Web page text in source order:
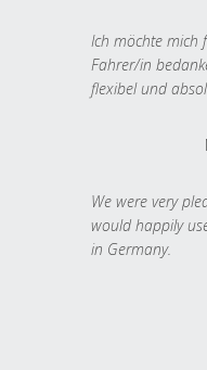
Ich möchte mich
Fahrer/in
flexibel und
We were very
would happily
in Germany.